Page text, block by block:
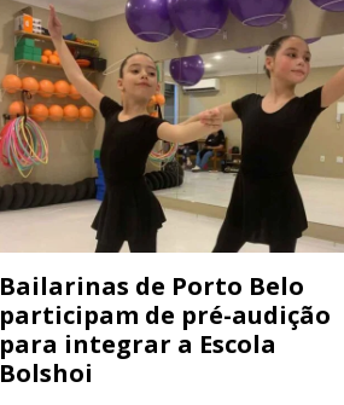
Bailarinas de Porto Belo
participam de pré-audição
para integrar a Escola
Bolshoi